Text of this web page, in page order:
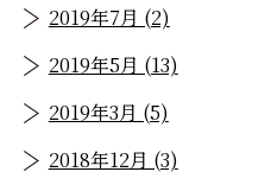
2019年7月 (2)
2019年5月 (13)
2019年3月 (5)
2018年12月 (3)